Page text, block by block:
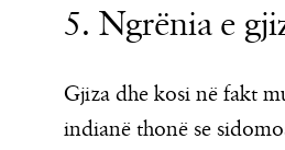
5. Ngrënia e
Gjiza dhe kosi në fakt
indianë thonë se